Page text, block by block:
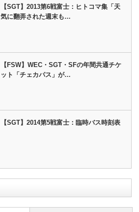
【SGT】2013第6戦富士：ヒトコマ集「天
気に翻弄された週末も…
【FSW】WEC・SGT・SFの年間共通チケ
ット「チェカパス」が…
【SGT】2014第5戦富士：臨時バス時刻表